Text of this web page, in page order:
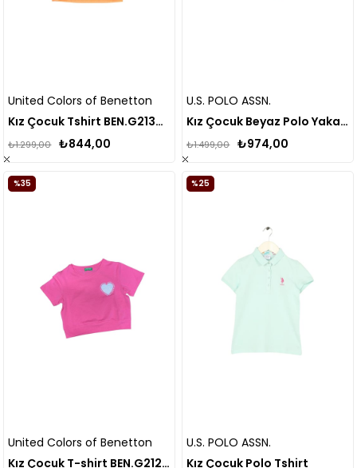
United Colors of Benetton
Kız Çocuk Tshirt BEN.G21304
₺844,00
₺1.299,00
U.S. POLO ASSN.
Kız Çocuk Beyaz Polo Yaka Tişört 1834329
₺974,00
₺1.499,00
United Colors of Benetton
Kız Çocuk T-shirt BEN.G21266
%35
U.S. POLO ASSN.
Kız Çocuk Polo Tshirt
%25